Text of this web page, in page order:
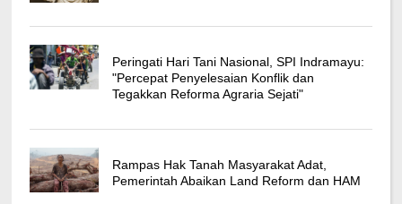
Peringati Hari Tani Nasional, SPI Indramayu:
"Percepat Penyelesaian Konflik dan
Tegakkan Reforma Agraria Sejati"
Rampas Hak Tanah Masyarakat Adat,
Pemerintah Abaikan Land Reform dan HAM